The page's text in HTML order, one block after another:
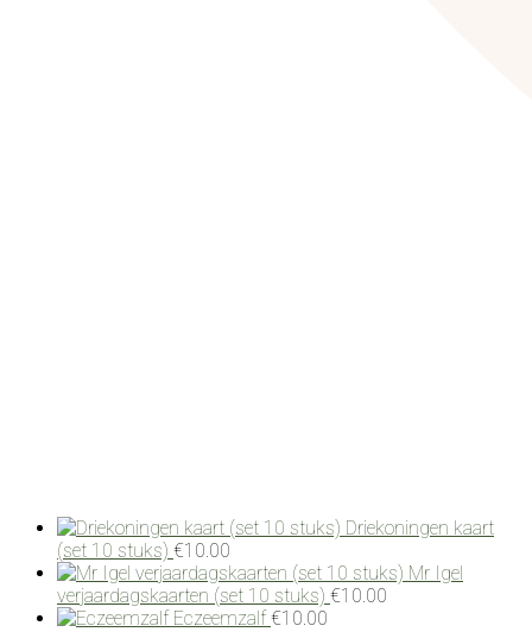
Driekoningen kaart
(set 10 stuks) €10.00
Mr Igel
verjaardagskaarten (set 10 stuks) €10.00
Eczeemzalf €10.00